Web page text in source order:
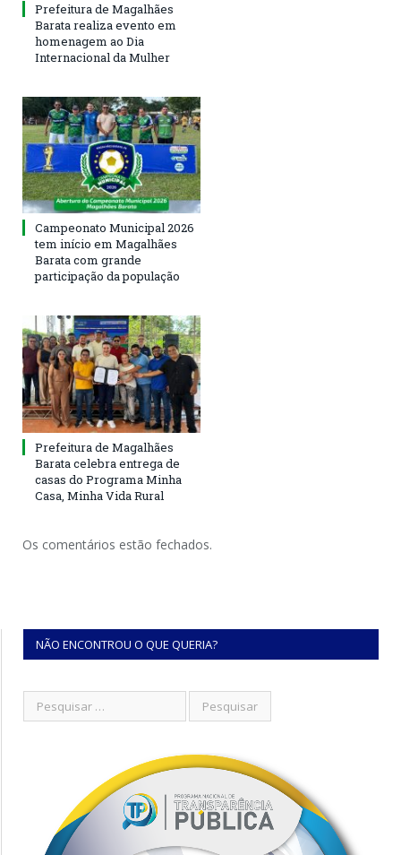
Prefeitura de Magalhães
Barata realiza evento em
homenagem ao Dia
Internacional da Mulher
Campeonato Municipal 2026
tem início em Magalhães
Barata com grande
participação da população
Prefeitura de Magalhães
Barata celebra entrega de
casas do Programa Minha
Casa, Minha Vida Rural
Os comentários estão fechados.
NÃO ENCONTROU O QUE QUERIA?